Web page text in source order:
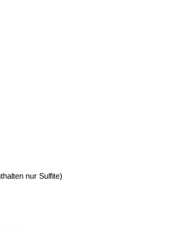
nur Sulfite)